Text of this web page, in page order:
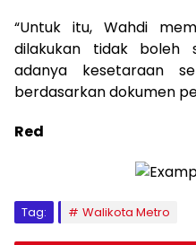
“Untuk itu, Wahdi
dilakukan tidak boleh
adanya kesetaraan
berdasarkan dokumen
Red
Tag: Walikota Metro